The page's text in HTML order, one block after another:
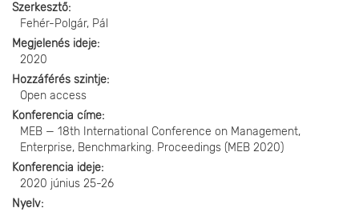
Szerkesztő
Fehér-Polgár, Pál
Megjelenés ideje
2020
Hozzáférés szintje
Open access
Konferencia címe
MEB — 18th International Conference on Management,
Enterprise, Benchmarking. Proceedings (MEB 2020)
Konferencia ideje
2020 június 25-26
Nyelv